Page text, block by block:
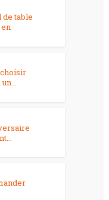
de table